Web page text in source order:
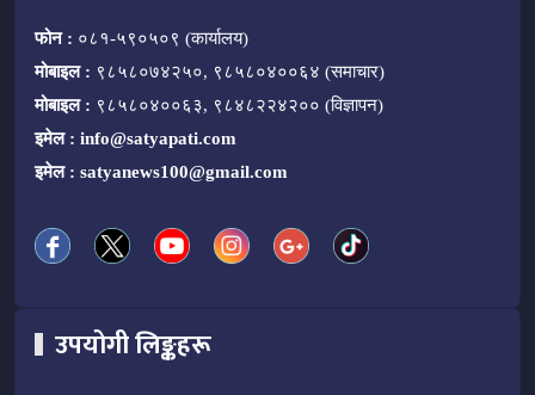
फोन : ०८१-५९०५०९ (कार्यालय)
मोबाइल : ९८५८०७४२५०, ९८५८०४००६४ (समाचार)
मोबाइल : ९८५८०४००६३, ९८४८२२४२०० (विज्ञापन)
इमेल : info@satyapati.com
इमेल : satyanews100@gmail.com
उपयोगी लिङ्कहरू